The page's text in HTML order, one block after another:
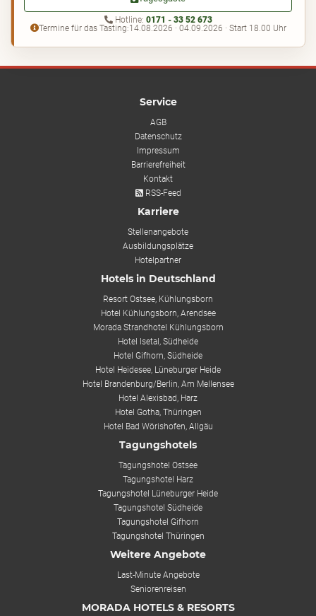
Hotline: 0171 - 33 52 673
Termine für das Tasting:14.08.2026 · 04.09.2026 · Start 18.00 Uhr
Service
AGB
Datenschutz
Impressum
Barrierefreiheit
Kontakt
RSS-Feed
Karriere
Stellenangebote
Ausbildungsplätze
Hotelpartner
Hotels in Deutschland
Resort Ostsee, Kühlungsborn
Hotel Kühlungsborn, Arendsee
Morada Strandhotel Kühlungsborn
Hotel Isetal, Südheide
Hotel Gifhorn, Südheide
Hotel Heidesee, Lüneburger Heide
Hotel Brandenburg/Berlin, Am Mellensee
Hotel Alexisbad, Harz
Hotel Gotha, Thüringen
Hotel Bad Wörishofen, Allgäu
Tagungshotels
Tagungshotel Ostsee
Tagungshotel Harz
Tagungshotel Lüneburger Heide
Tagungshotel Südheide
Tagungshotel Gifhorn
Tagungshotel Thüringen
Weitere Angebote
Last-Minute Angebote
Seniorenreisen
MORADA HOTELS & RESORTS